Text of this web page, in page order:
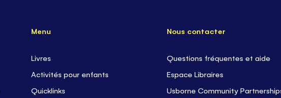
Menu
Livres
Activités pour enfants
Quicklinks
Nous contacter
Questions fréquentes et aide
Espace Libraires
Usborne Community